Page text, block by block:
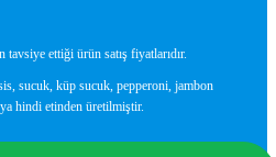
tavsiye ettiği ürün satış fiyatlarıdır.
sucuk, küp sucuk, pepperoni, jambon
hindi etinden üretilmiştir.